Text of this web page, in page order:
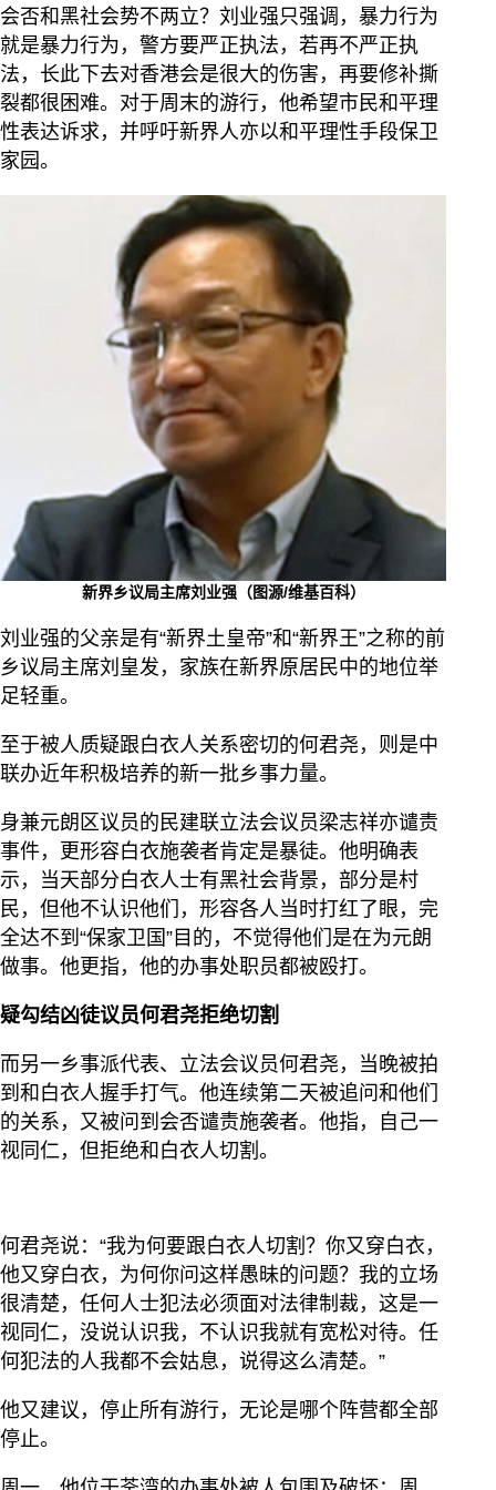
会否和黑社会势不两立？刘业强只强调，暴力行为
就是暴力行为，警方要严正执法，若再不严正执
法，长此下去对香港会是很大的伤害，再要修补撕
裂都很困难。对于周末的游行，他希望市民和平理
性表达诉求，并呼吁新界人亦以和平理性手段保卫
家园。
新界乡议局主席刘业强（图源/维基百科）
刘业强的父亲是有“新界土皇帝”和“新界王”之称的前
乡议局主席刘皇发，家族在新界原居民中的地位举
足轻重。
至于被人质疑跟白衣人关系密切的何君尧，则是中
联办近年积极培养的新一批乡事力量。
身兼元朗区议员的民建联立法会议员梁志祥亦谴责
事件，更形容白衣施袭者肯定是暴徒。他明确表
示，当天部分白衣人士有黑社会背景，部分是村
民，但他不认识他们，形容各人当时打红了眼，完
全达不到“保家卫国”目的，不觉得他们是在为元朗
做事。他更指，他的办事处职员都被殴打。
疑勾结凶徒议员何君尧拒绝切割
而另一乡事派代表、立法会议员何君尧，当晚被拍
到和白衣人握手打气。他连续第二天被追问和他们
的关系，又被问到会否谴责施袭者。他指，自己一
视同仁，但拒绝和白衣人切割。
何君尧说：“我为何要跟白衣人切割？你又穿白衣，
他又穿白衣，为何你问这样愚昧的问题？我的立场
很清楚，任何人士犯法必须面对法律制裁，这是一
视同仁，没说认识我，不认识我就有宽松对待。任
何犯法的人我都不会姑息，说得这么清楚。”
他又建议，停止所有游行，无论是哪个阵营都全部
停止。